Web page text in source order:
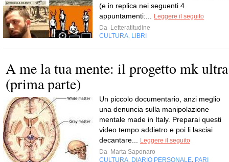
(e in replica nei seguenti 4
appuntamenti:...
Leggere il seguito
Da Letteratitudine
CULTURA LIBRI
A me la tua mente: il progetto mk ultra
(prima parte)
Un piccolo documentario, anzi meglio
una denuncia sulla manipolazione
mentale made in Italy. Preparai questi
video tempo addietro e poi li lasciai
decantare...
Leggere il seguito
Da Marta Saponaro
CULTURA DIARIO PERSONALE PARI